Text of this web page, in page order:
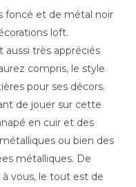
foncé et de métal noir
loft.
très appréciés
compris, le style
pour ses décors.
de jouer sur cette
en cuir et des
ou bien des
métalliques. De
vous, le tout est de